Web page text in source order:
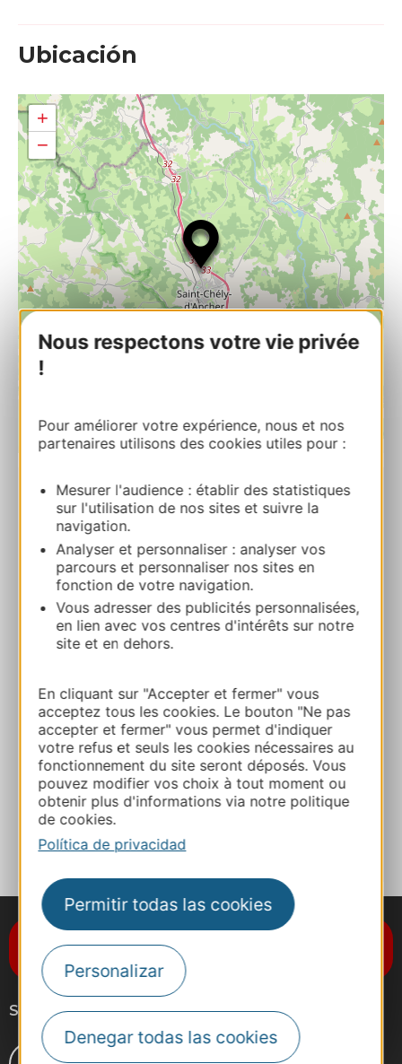
Nous respectons votre vie privée
!
Pour améliorer votre expérience, nous et nos
partenaires utilisons des cookies utiles pour :
Mesurer l'audience : établir des statistiques
sur l'utilisation de nos sites et suivre la
navigation.
Analyser et personnaliser : analyser vos
parcours et personnaliser nos sites en
fonction de votre navigation.
Vous adresser des publicités personnalisées,
en lien avec vos centres d'intérêts sur notre
site et en dehors.
En cliquant sur "Accepter et fermer" vous
acceptez tous les cookies. Le bouton "Ne pas
accepter et fermer" vous permet d'indiquer
votre refus et seuls les cookies nécessaires au
fonctionnement du site seront déposés. Vous
pouvez modifier vos choix à tout moment ou
obtenir plus d'informations via notre politique
de cookies.
Política de privacidad
Permitir todas las cookies
Personalizar
Denegar todas las cookies
Ubicación
+
−
Leaflet| Map data ©OpenStreetMap contributors
ECURIE D’ARLEQUIN
Route de Saint Flour 48200 SAINT-CHELY-
D’APCHER
Ruta y acceso
+33 6 81 80 97 34
E-mail
Sitio web
A MIS FAVORITOS
Destination Occitanie
Síganos